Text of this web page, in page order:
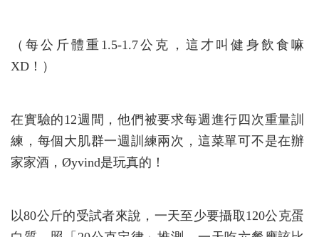
（每公斤體重1.5-1.7公克，這才叫健身飲食嘛
XD！）
在實驗的12週間，他們被要求每週進行四次重量訓
練，每個大肌群一週訓練兩次，這菜單可不是在辦
家家酒，Øyvind是玩真的！
以80公斤的受試者來說，一天至少要攝取120公克蛋